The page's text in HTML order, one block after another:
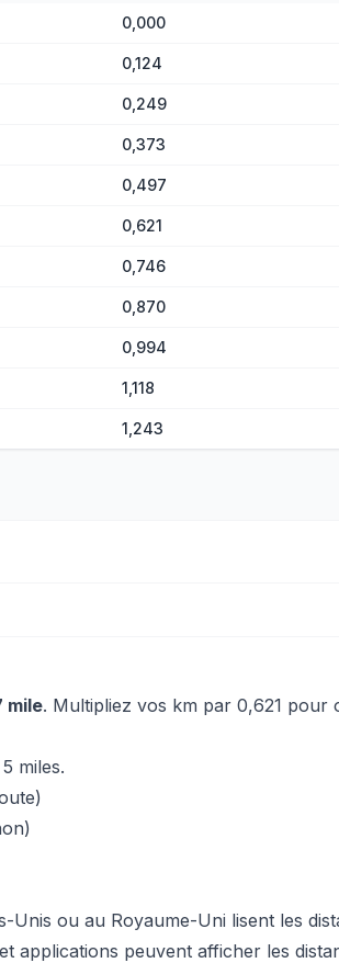
0,000
0,124
0,249
0,373
0,497
0,621
0,746
0,870
0,994
1,118
1,243
mile. Multipliez vos km par 0,621 pour
miles.
Unis ou au Royaume-Uni lisent les
applications peuvent afficher les